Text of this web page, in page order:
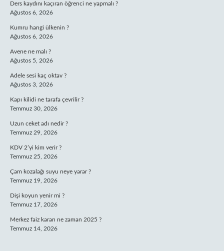
Ders kaydını kaçıran öğrenci ne yapmalı ?
Ağustos 6, 2026
Kumru hangi ülkenin ?
Ağustos 6, 2026
Avene ne malı ?
Ağustos 5, 2026
Adele sesi kaç oktav ?
Ağustos 3, 2026
Kapı kilidi ne tarafa çevrilir ?
Temmuz 30, 2026
Uzun ceket adı nedir ?
Temmuz 29, 2026
KDV 2’yi kim verir ?
Temmuz 25, 2026
Çam kozalağı suyu neye yarar ?
Temmuz 19, 2026
Dişi koyun yenir mi ?
Temmuz 17, 2026
Merkez faiz kararı ne zaman 2025 ?
Temmuz 14, 2026